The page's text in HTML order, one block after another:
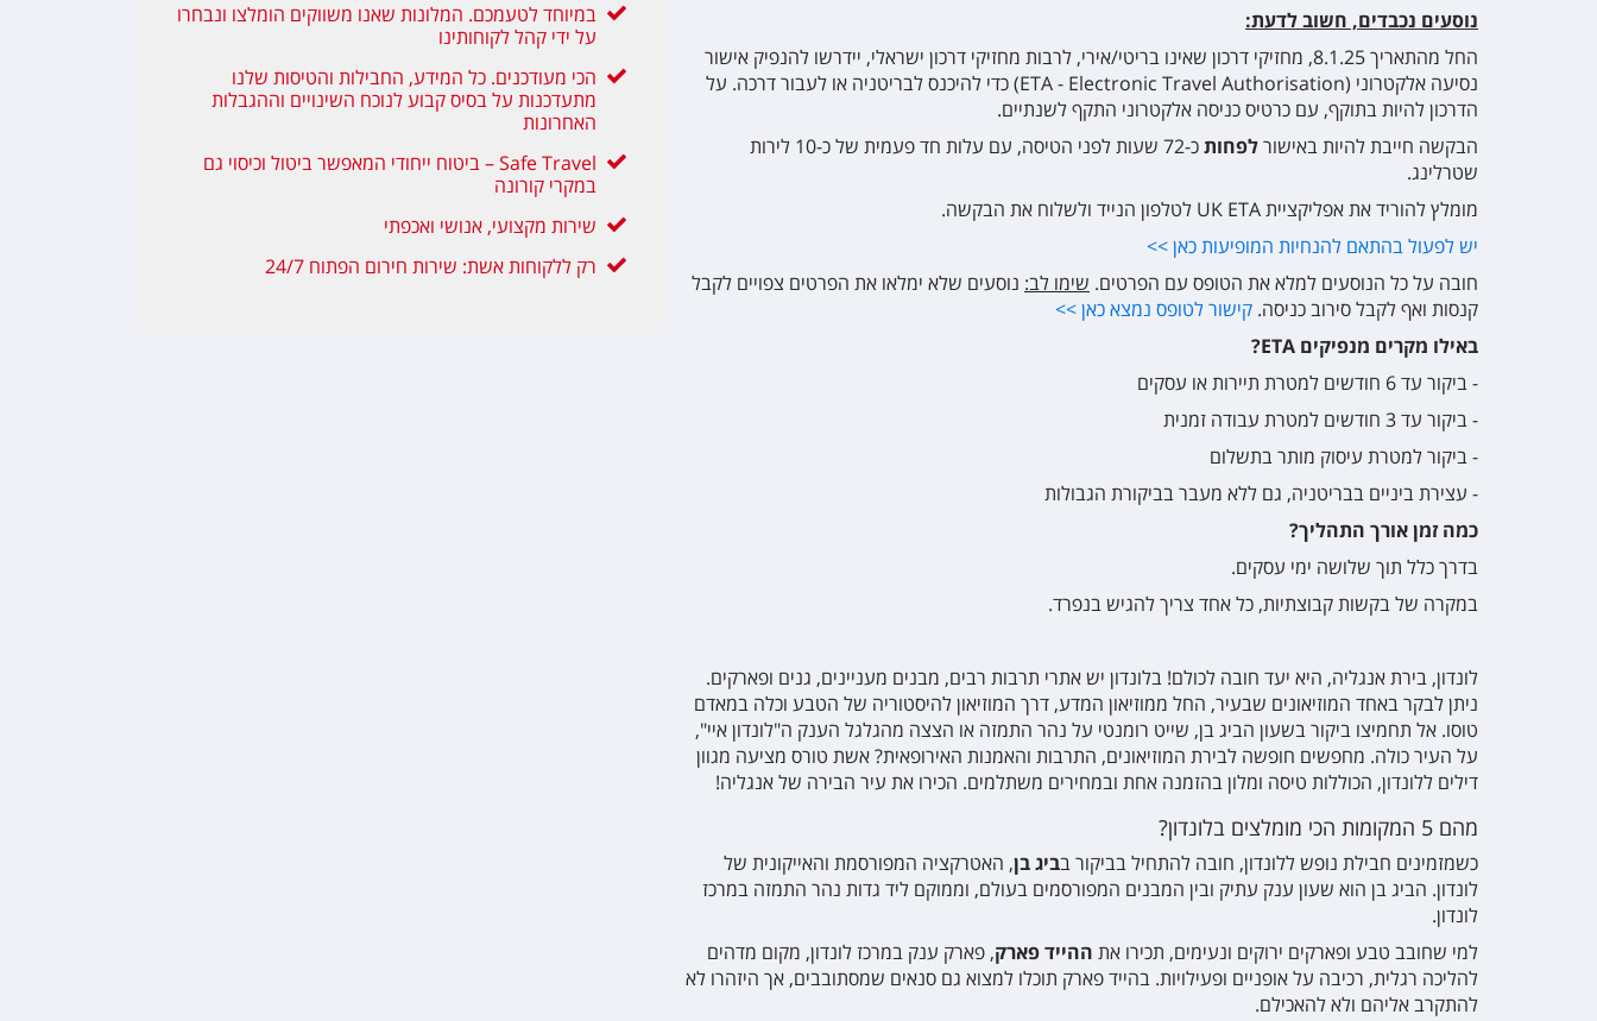
Jurys Inn London Croydon
Hotel Holiday Inn London West
נוסעים נכבדים, חשוב לדעת:
החל מהתאריך 8.1.25, מחזיקי דרכון שאינו בריטי/אירי, לרבות מחזיקי דרכון ישראלי, יידרשו להנפיק אישור
נסיעה אלקטרוני (ETA - Electronic Travel Authorisation) כדי להיכנס לבריטניה או לעבור דרכה. על
הדרכון להיות בתוקף, עם כרטיס כניסה אלקטרוני התקף לשנתיים.
הבקשה חייבת להיות באישורלפחות
כ-72 שעות לפני הטיסה, עם עלות חד פעמית של כ-10 לירות
שטרלינג.
מומלץ להוריד את אפליקציית UK ETA לטלפון הנייד ולשלוח את הבקשה.
יש לפעול בהתאם להנחיות המופיעות כאן >>
חובה על כל הנוסעים למלא את הטופס עם הפרטים. שימו לב: נוסעים שלא ימלאו את הפרטים צפויים לקבל
קנסות ואף לקבל סירוב כניסה. קישור לטופס נמצא כאן >>
באילו מקרים מנפיקים ETA?
- ביקור עד 6 חודשים למטרת תיירות או עסקים
- ביקור עד 3 חודשים למטרת עבודה זמנית
- ביקור למטרת עיסוק מותר בתשלום
- עצירת ביניים בבריטניה, גם ללא מעבר בביקורת הגבולות
כמה זמן אורך התהליך?
בדרך כלל תוך שלושה ימי עסקים.
במקרה של בקשות קבוצתיות, כל אחד צריך להגיש בנפרד.
לונדון, בירת אנגליה, היא יעד חובה לכולם! בלונדון יש אתרי תרבות רבים, מבנים מעניינים, גנים ופארקים.
ניתן לבקר באחד המוזיאונים שבעיר, החל ממוזיאון המדע, דרך המוזיאון להיסטוריה של הטבע וכלה במאדם
טוסו. אל תחמיצו ביקור בשעון הביג בן, שייט רומנטי על נהר התמזה או הצצה מהגלגל הענק ה"לונדון איי",
על העיר כולה. מחפשים חופשה לבירת המוזיאונים, התרבות והאמנות האירופאית? אשת טורס מציעה מגוון
דילים ללונדון, הכוללות טיסה ומלון בהזמנה אחת ובמחירים משתלמים. הכירו את עיר הבירה של אנגליה!
מהם 5 המקומות הכי מומלצים בלונדון ?
כשמזמינים חבילת נופש ללונדון, חובה להתחיל בביקור בביג בן, האטרקציה המפורסמת והאייקונית של
לונדון. הביג בן הוא שעון ענק עתיק ובין המבנים המפורסמים בעולם, וממוקם ליד גדות נהר התמזה במרכז
לונדון.
למי שחובב טבע ופארקים ירוקים ונעימים, תכירו את ההייד פארק, פארק ענק במרכז לונדון, מקום מדהים
להליכה רגלית, רכיבה על אופניים ופעילויות. בהייד פארק תוכלו למצוא גם סנאים שמסתובבים, אך היזהרו לא
להתקרב אליהם ולא להאכילם.
במיוחד לטעמכם. המלונות שאנו משווקים הומלצו ונבחרו
על ידי קהל לקוחותינו
הכי מעודכנים. כל המידע, החבילות והטיסות שלנו
מתעדכנות על בסיס קבוע לנוכח השינויים וההגבלות
האחרונות
Safe Travel – ביטוח ייחודי המאפשר ביטול וכיסוי גם
במקרי קורונה
שירות מקצועי, אנושי ואכפתי
רק ללקוחות אשת: שירות חירום הפתוח 24/7